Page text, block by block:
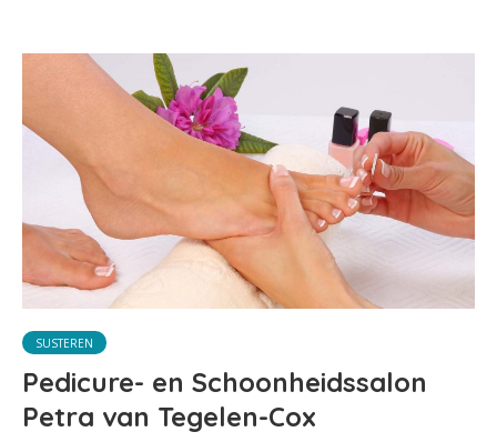
SUSTEREN
Pedicure- en Schoonheidssalon
Petra van Tegelen-Cox